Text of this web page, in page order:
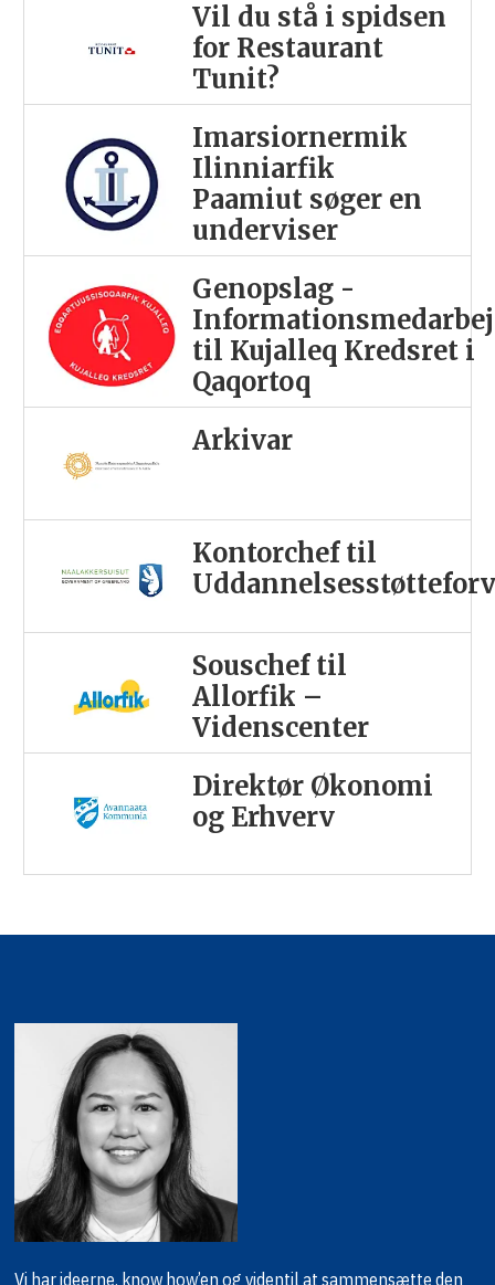
Vil du stå i spidsen
for Restaurant
Tunit?
Imarsiornermik
Ilinniarfik
Paamiut søger en
underviser
Genopslag -
til Kujalleq Kredsret i
Qaqortoq
Arkivar
Kontorchef til
Souschef til
Allorfik –
Videnscenter
Direktør Økonomi
og Erhverv
Vi har ideerne, know how’en og videntil at sammensætte den